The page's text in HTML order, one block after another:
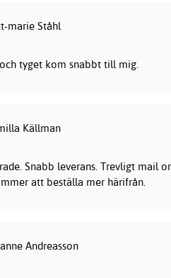
marie Ståhl
tyget kom snabbt till mig.
Källman
Snabb leverans. Trevligt mail
att beställa mer härifrån.
Andreasson